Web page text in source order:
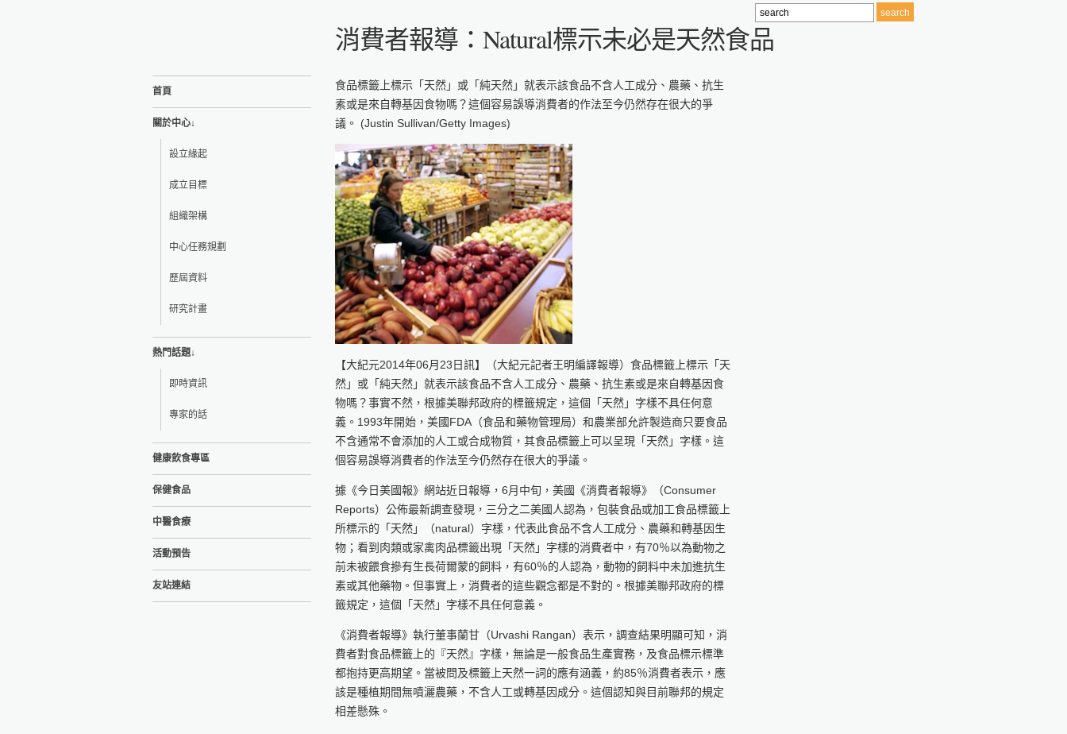
消費者報導：Natural標示未必是天然食品
首頁
關於中心↓
設立緣起
成立目標
組織架構
中心任務規劃
歷屆資料
研究計畫
熱門話題↓
即時資訊
專家的話
健康飲食專區
保健食品
中醫食療
活動預告
友站連結
食品標籤上標示「天然」或「純天然」就表示該食品不含人工成分、農藥、抗生
素或是來自轉基因食物嗎？這個容易誤導消費者的作法至今仍然存在很大的爭
議。 (Justin Sullivan/Getty Images)
【大紀元2014年06月23日訊】（大紀元記者王明編譯報導）食品標籤上標示「天
然」或「純天然」就表示該食品不含人工成分、農藥、抗生素或是來自轉基因食
物嗎？事實不然，根據美聯邦政府的標籤規定，這個「天然」字樣不具任何意
義。1993年開始，美國FDA（食品和藥物管理局）和農業部允許製造商只要食品
不含通常不會添加的人工或合成物質，其食品標籤上可以呈現「天然」字樣。這
個容易誤導消費者的作法至今仍然存在很大的爭議。
據《今日美國報》網站近日報導，6月中旬，美國《消費者報導》（Consumer
Reports）公佈最新調查發現，三分之二美國人認為，包裝食品或加工食品標籤上
所標示的「天然」（natural）字樣，代表此食品不含人工成分、農藥和轉基因生
物；看到肉類或家禽肉品標籤出現「天然」字樣的消費者中，有70％以為動物之
前未被餵食摻有生長荷爾蒙的飼料，有60％的人認為，動物的飼料中未加進抗生
素或其他藥物。但事實上，消費者的這些觀念都是不對的。根據美聯邦政府的標
籤規定，這個「天然」字樣不具任何意義。
《消費者報導》執行董事蘭甘（Urvashi Rangan）表示，調查結果明顯可知，消
費者對食品標籤上的『天然』字樣，無論是一般食品生產實務，及食品標示標準
都抱持更高期望。當被問及標籤上天然一詞的應有涵義，約85％消費者表示，應
該是種植期間無噴灑農藥，不含人工或轉基因成分。這個認知與目前聯邦的規定
相差懸殊。